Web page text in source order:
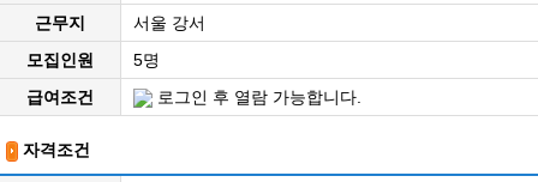
근무지
서울 강서
모집인원
5명
급여조건
로그인 후 열람 가능합니다.
자격조건